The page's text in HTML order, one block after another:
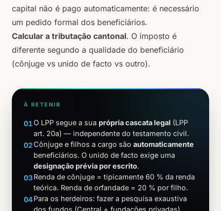
capital não é pago automaticamente: é necessário
um pedido formal dos beneficiários.
Calcular a tributação cantonal. O imposto é
diferente segundo a qualidade do beneficiário
(cônjuge vs unido de facto vs outro).
À RETENIR
01O LPP segue a sua própria cascata legal (LPP
art. 20a) — independente do testamento civil.
02Cônjuge e filhos a cargo são automaticamente
beneficiários. O unido de facto exige uma
designação prévia por escrito.
03Renda de cônjuge = tipicamente 60 % da renda
teórica. Renda de orfandade = 20 % por filho.
04Para os herdeiros: fazer a pesquisa exaustiva
dos fundos (Central + fundações privadas)